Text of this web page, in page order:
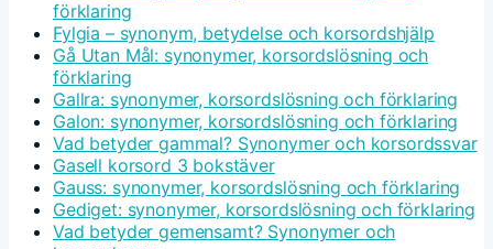
förklaring
Fylgia – synonym, betydelse och korsordshjälp
Gå Utan Mål: synonymer, korsordslösning och
förklaring
Gallra: synonymer, korsordslösning och förklaring
Galon: synonymer, korsordslösning och förklaring
Vad betyder gammal? Synonymer och korsordssvar
Gasell korsord 3 bokstäver
Gauss: synonymer, korsordslösning och förklaring
Gediget: synonymer, korsordslösning och förklaring
Vad betyder gemensamt? Synonymer och